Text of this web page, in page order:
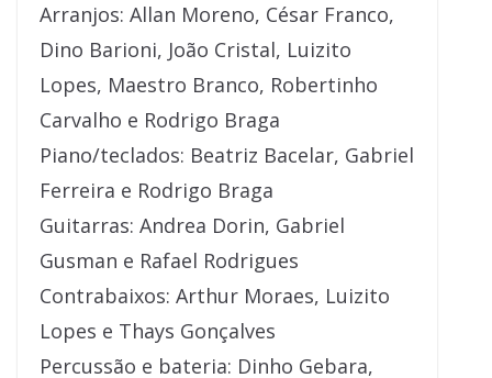
Arranjos: Allan Moreno, César Franco,
Dino Barioni, João Cristal, Luizito
Lopes, Maestro Branco, Robertinho
Carvalho e Rodrigo Braga
Piano/teclados: Beatriz Bacelar, Gabriel
Ferreira e Rodrigo Braga
Guitarras: Andrea Dorin, Gabriel
Gusman e Rafael Rodrigues
Contrabaixos: Arthur Moraes, Luizito
Lopes e Thays Gonçalves
Percussão e bateria: Dinho Gebara,